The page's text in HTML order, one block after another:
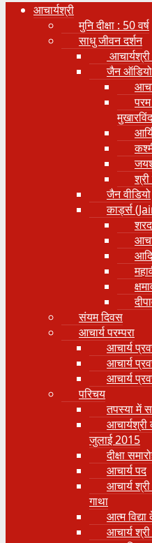
आचार्यश्री
मुनि दीक्षा : 50 वर्ष
साधु जीवन दर्शन
जैन
जैन वीडियो
कार्ड्स
संयम दिवस
आचार्य परम्परा
आचार्य
आचार्य
आचार्य
परिचय
तपस्या में
आचार्यश्री
जुलाई 2015
दीक्षा
आचार्य पद
आचार्य
गाथा
आत्म
आचार्य